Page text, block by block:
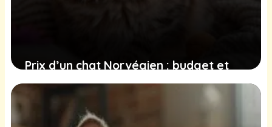
Prix d’un chat Norvégien : budget et
conseils d’achat